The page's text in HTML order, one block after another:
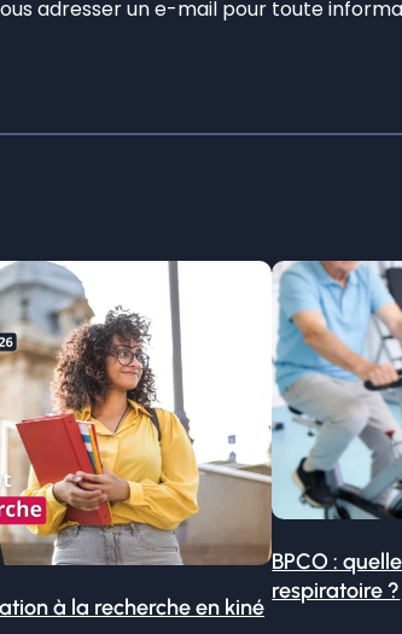
adresser un e-mail pour toute
à la recherche en kiné
BPCO :
respiratoire ?